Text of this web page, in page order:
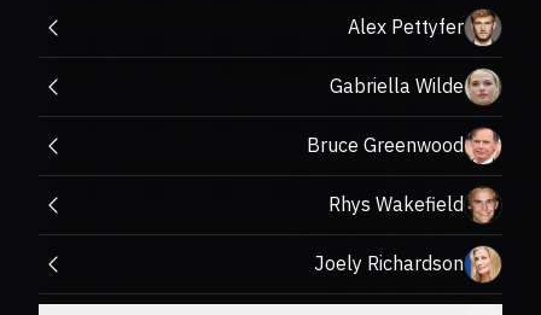
Alex Pettyfer
Gabriella Wilde
Bruce Greenwood
Rhys Wakefield
Joely Richardson